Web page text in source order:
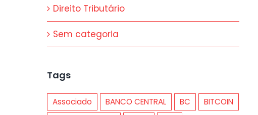
Direito Tributário
Sem categoria
Tags
Associado BANCO CENTRAL BC
BITCOIN